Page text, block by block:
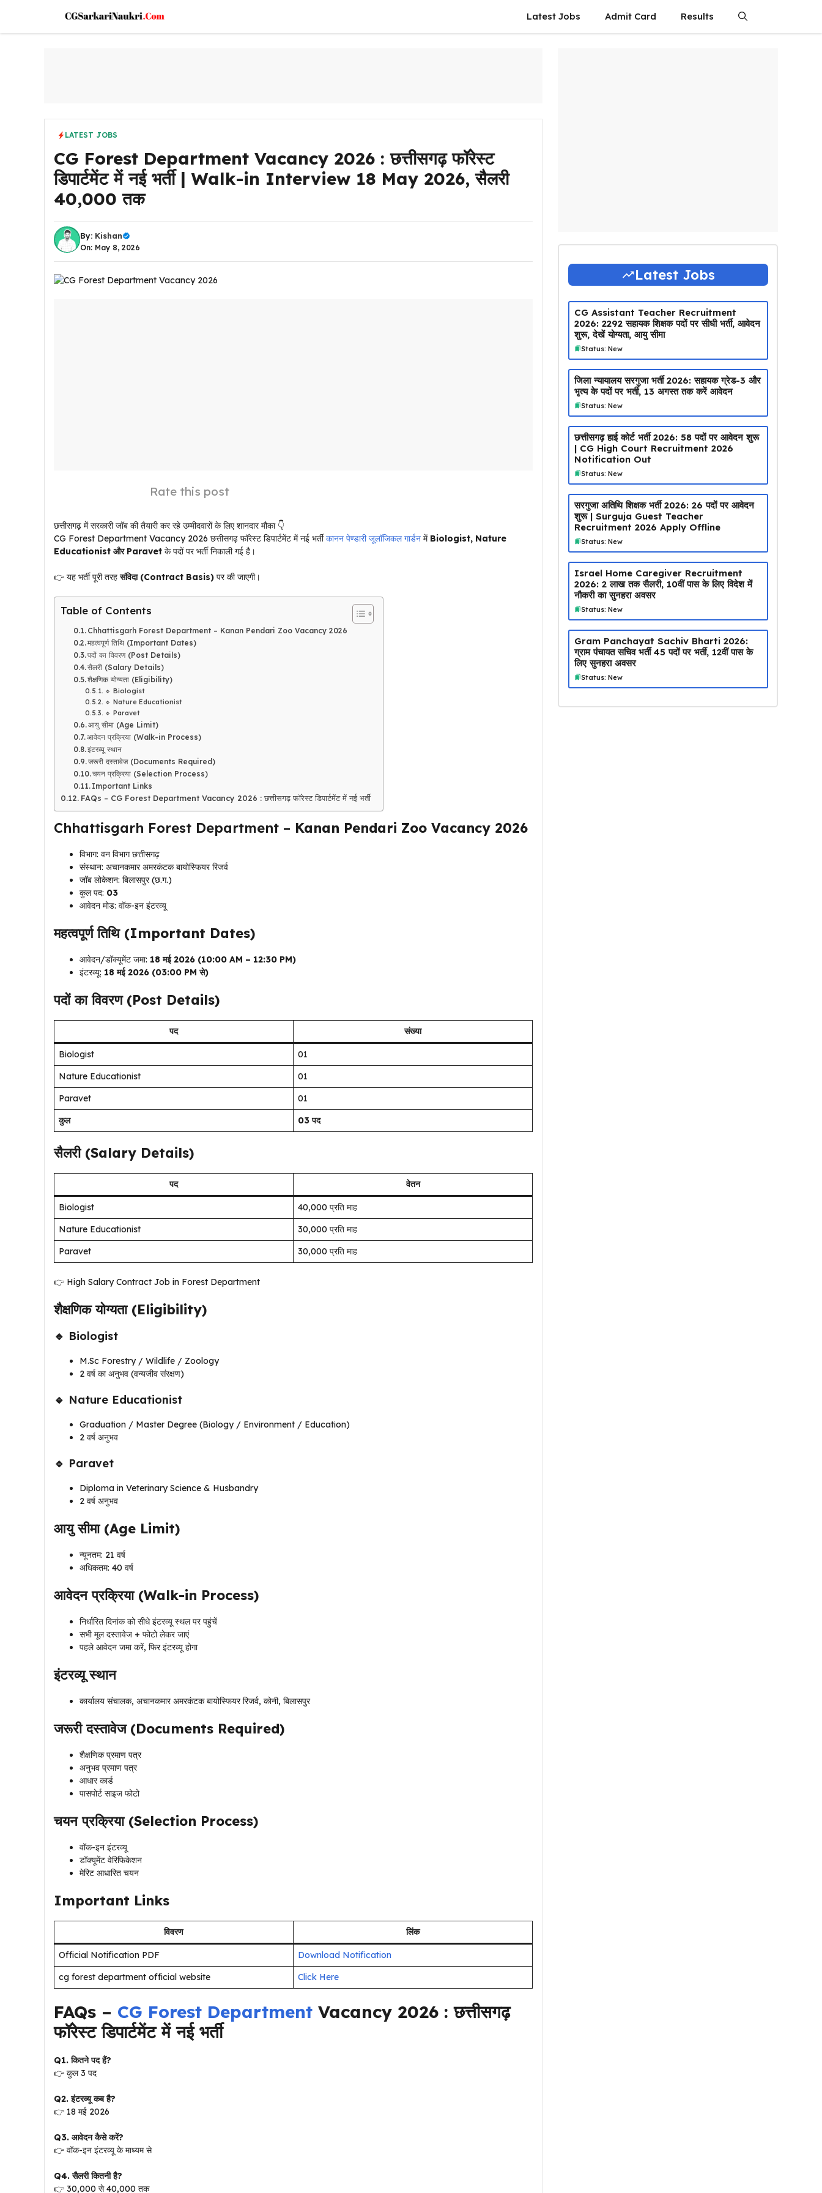
content
Latest Jobs Admit Card Results
LATEST JOBS
CG Forest Department Vacancy 2026 : छत्तीसगढ़ फॉरेस्ट
डिपार्टमेंट में नई भर्ती | Walk-in Interview 18 May 2026, सैलरी
₹40,000 तक
By: Kishan
On: May 8, 2026
Rate this post
छत्तीसगढ़ में सरकारी जॉब की तैयारी कर रहे उम्मीदवारों के लिए शानदार मौका 👇
CG Forest Department Vacancy 2026 छत्तीसगढ़ फॉरेस्ट डिपार्टमेंट में नई भर्तीकानन पेण्डारी जूलॉजिकल गार्डन में Biologist, Nature
Educationist और Paravet के पदों पर भर्ती निकाली गई है।
👉 यह भर्ती पूरी तरहसंविदा (Contract Basis) पर की जाएगी।
Table of Contents
Chhattisgarh Forest Department – Kanan Pendari Zoo Vacancy 2026
महत्वपूर्ण तिथि (Important Dates)
पदों का विवरण (Post Details)
सैलरी (Salary Details)
शैक्षणिक योग्यता (Eligibility)
🔹 Biologist
🔹 Nature Educationist
🔹 Paravet
आयु सीमा (Age Limit)
आवेदन प्रक्रिया (Walk-in Process)
इंटरव्यू स्थान
जरूरी दस्तावेज (Documents Required)
चयन प्रक्रिया (Selection Process)
Important Links
FAQs – CG Forest Department Vacancy 2026 : छत्तीसगढ़ फॉरेस्ट डिपार्टमेंट में नई भर्ती
Chhattisgarh Forest Department – Kanan Pendari Zoo Vacancy 2026
विभाग: वन विभाग छत्तीसगढ़
संस्थान: अचानकमार अमरकंटक बायोस्फियर रिजर्व
जॉब लोकेशन: बिलासपुर (छ.ग.)
कुल पद: 03
आवेदन मोड: वॉक-इन इंटरव्यू
महत्वपूर्ण तिथि (Important Dates)
आवेदन/डॉक्यूमेंट जमा: 18 मई 2026 (10:00 AM – 12:30 PM)
इंटरव्यू: 18 मई 2026 (03:00 PM से)
पदों का विवरण (Post Details)
पद संख्या
Biologist
01
Nature Educationist
01
Paravet
01
कुल
03 पद
सैलरी (Salary Details)
पद वेतन
Biologist
₹40,000 प्रति माह
Nature Educationist
₹30,000 प्रति माह
Paravet
₹30,000 प्रति माह
👉 High Salary Contract Job in Forest Department
शैक्षणिक योग्यता (Eligibility)
🔹 Biologist
M.Sc Forestry / Wildlife / Zoology
2 वर्ष का अनुभव (वन्यजीव संरक्षण)
🔹 Nature Educationist
Graduation / Master Degree (Biology / Environment / Education)
2 वर्ष अनुभव
🔹 Paravet
Diploma in Veterinary Science & Husbandry
2 वर्ष अनुभव
आयु सीमा (Age Limit)
न्यूनतम: 21 वर्ष
अधिकतम: 40 वर्ष
आवेदन प्रक्रिया (Walk-in Process)
निर्धारित दिनांक को सीधे इंटरव्यू स्थल पर पहुंचें
सभी मूल दस्तावेज + फोटो लेकर जाएं
पहले आवेदन जमा करें, फिर इंटरव्यू होगा
इंटरव्यू स्थान
कार्यालय संचालक, अचानकमार अमरकंटक बायोस्फियर रिजर्व, कोनी, बिलासपुर
जरूरी दस्तावेज (Documents Required)
शैक्षणिक प्रमाण पत्र
अनुभव प्रमाण पत्र
आधार कार्ड
पासपोर्ट साइज फोटो
चयन प्रक्रिया (Selection Process)
वॉक-इन इंटरव्यू
डॉक्यूमेंट वेरिफिकेशन
मेरिट आधारित चयन
Important Links
विवरण लिंक
Official Notification PDF
Download Notification
cg forest department official website
Click Here
FAQs – CG Forest Department Vacancy 2026 : छत्तीसगढ़
फॉरेस्ट डिपार्टमेंट में नई भर्ती
Q1. कितने पद हैं?
👉 कुल 3 पद
Q2. इंटरव्यू कब है?
👉 18 मई 2026
Q3. आवेदन कैसे करें?
👉 वॉक-इन इंटरव्यू के माध्यम से
Q4. सैलरी कितनी है?
👉 ₹30,000 से ₹40,000 तक
Latest Jobs
CG Assistant Teacher Recruitment
2026: 2292 सहायक शिक्षक पदों पर सीधी भर्ती, आवेदन
शुरू, देखें योग्यता, आयु सीमा
Status: New
जिला न्यायालय सरगुजा भर्ती 2026: सहायक ग्रेड-3 और
भृत्य के पदों पर भर्ती, 13 अगस्त तक करें आवेदन
Status: New
छत्तीसगढ़ हाई कोर्ट भर्ती 2026: 58 पदों पर आवेदन शुरू
| CG High Court Recruitment 2026
Notification Out
Status: New
सरगुजा अतिथि शिक्षक भर्ती 2026: 26 पदों पर आवेदन
शुरू | Surguja Guest Teacher
Recruitment 2026 Apply Offline
Status: New
Israel Home Caregiver Recruitment
2026: ₹2 लाख तक सैलरी, 10वीं पास के लिए विदेश में
नौकरी का सुनहरा अवसर
Status: New
Gram Panchayat Sachiv Bharti 2026:
ग्राम पंचायत सचिव भर्ती 45 पदों पर भर्ती, 12वीं पास के
लिए सुनहरा अवसर
Status: New